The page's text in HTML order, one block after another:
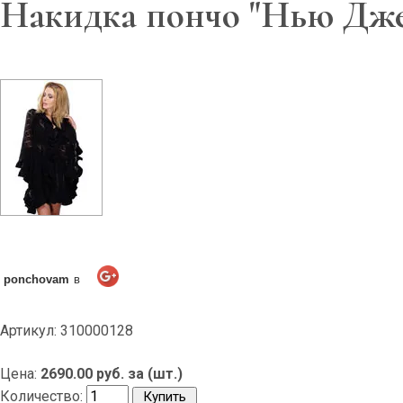
Накидка пончо "Нью
ponchovam в
Артикул: 310000128
Цена: 2690.00 руб. за (шт.)
Количество: